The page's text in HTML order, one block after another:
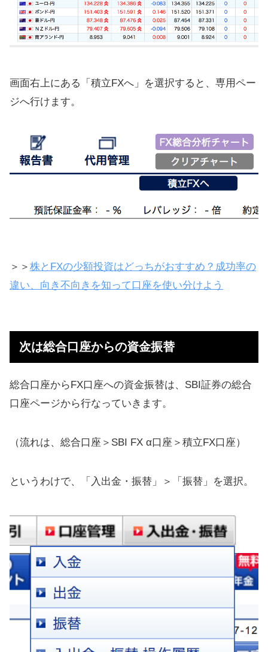
画面右上にある「積立FXへ」を選択すると、専用ペー
ジへ行けます。
＞＞ 株とFXの少額投資はどっちがおすすめ？成功率の
違い、向き不向きを知って口座を使い分けよう
次は総合口座からの資金振替
総合口座からFX口座への資金振替は、SBI証券の総合
口座ページから行なっていきます。
（流れは、総合口座＞SBI FX α口座＞積立FX口座）
というわけで、「入出金・振替」＞「振替」を選択。